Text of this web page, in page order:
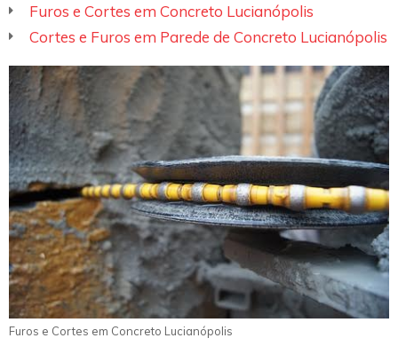
Furos e Cortes em Concreto Lucianópolis
Cortes e Furos em Parede de Concreto Lucianópolis
Furos e Cortes em Concreto Lucianópolis